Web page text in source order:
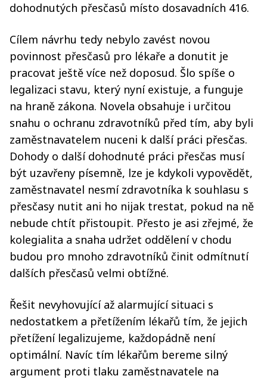
dohodnutých přesčasů místo dosavadních 416.
Cílem návrhu tedy nebylo zavést novou
povinnost přesčasů pro lékaře a donutit je
pracovat ještě více než doposud. Šlo spíše o
legalizaci stavu, který nyní existuje, a funguje
na hraně zákona. Novela obsahuje i určitou
snahu o ochranu zdravotníků před tím, aby byli
zaměstnavatelem nuceni k další práci přesčas.
Dohody o další dohodnuté práci přesčas musí
být uzavřeny písemně, lze je kdykoli vypovědět,
zaměstnavatel nesmí zdravotníka k souhlasu s
přesčasy nutit ani ho nijak trestat, pokud na ně
nebude chtít přistoupit. Přesto je asi zřejmé, že
kolegialita a snaha udržet oddělení v chodu
budou pro mnoho zdravotníků činit odmítnutí
dalších přesčasů velmi obtížné.
Řešit nevyhovující až alarmující situaci s
nedostatkem a přetížením lékařů tím, že jejich
přetížení legalizujeme, každopádně není
optimální. Navíc tím lékařům bereme silný
argument proti tlaku zaměstnavatele na